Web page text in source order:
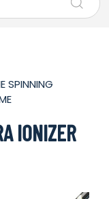
SPINNING
IONIZER